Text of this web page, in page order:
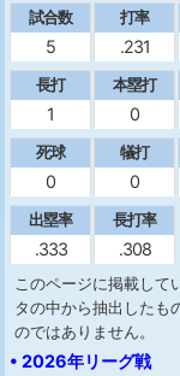
試合数
5
打率
.231
長打
1
本塁打
0
死球
0
犠打
0
出塁率
.333
長打率
.308
このページに掲載して
タの中から抽出したも
のではありません。
• 2026年リーグ戦